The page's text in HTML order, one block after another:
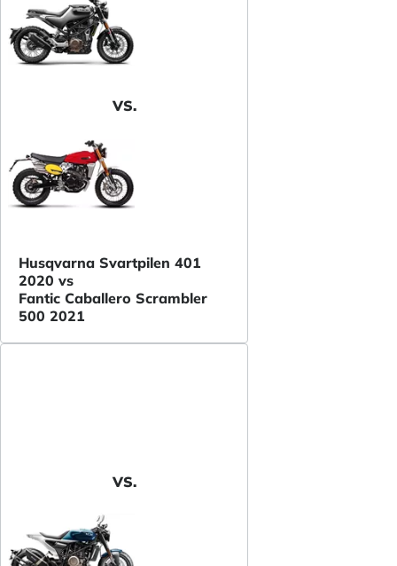
VS.
Husqvarna Svartpilen 401
2020 vs
Fantic Caballero Scrambler
500 2021
VS.